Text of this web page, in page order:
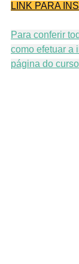
LINK PARA
Para conferir
como efetuar a
página do